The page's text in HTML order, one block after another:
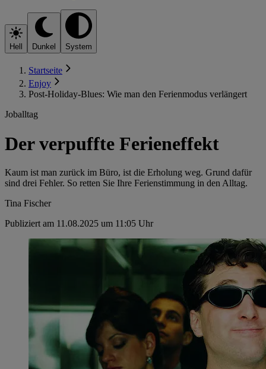
Hell Dunkel System
Startseite
Enjoy
Post-Holiday-Blues: Wie man den Ferienmodus verlängert
Joballtag
Der verpuffte Ferieneffekt
Kaum ist man zurück im Büro, ist die Erholung weg. Grund dafür
sind drei Fehler. So retten Sie Ihre Ferienstimmung in den Alltag.
Tina Fischer
Publiziert am 11.08.2025 um 11:05 Uhr